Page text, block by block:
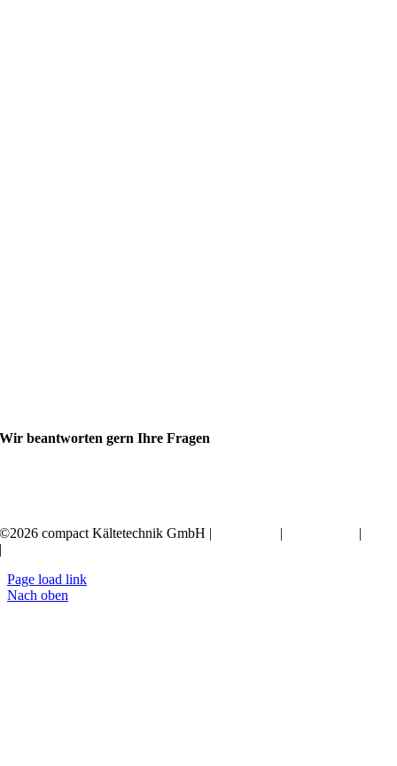
Wir beantworten gern Ihre Fragen
©2026 compact Kältetechnik GmbH | | |
|
Page load link
Nach oben